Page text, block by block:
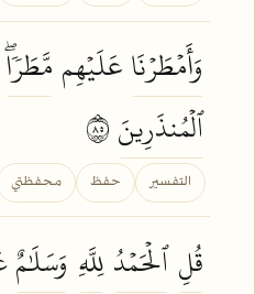
وَأَمۡطَرۡنَاعَلَيۡهِم مَّطَرٗاۖ
ٱلۡمُنذَرِينَ
التفسير حفظ محفظتي
قُلِٱلۡحَمۡدُلِلَّهِ وَسَلَٰمٌ